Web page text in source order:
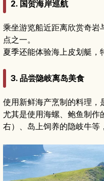
2. 国贺海岸巡航
乘坐游览船近距离欣赏奇岩
点之一。
夏季还能体验海上皮划艇，
3. 品尝隐岐离岛美食
使用新鲜海产烹制的料理，
尤其是使用海螺、鲍鱼制作
右）、岛上饲养的隐岐牛等